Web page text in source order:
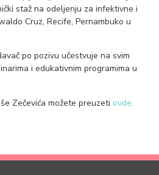
staž na odeljenju za infektivne i
Cruz, Recife, Pernambuko u
po pozivu učestvuje na svim
i edukativnim programima u
Zečevića možete preuzeti ovde.